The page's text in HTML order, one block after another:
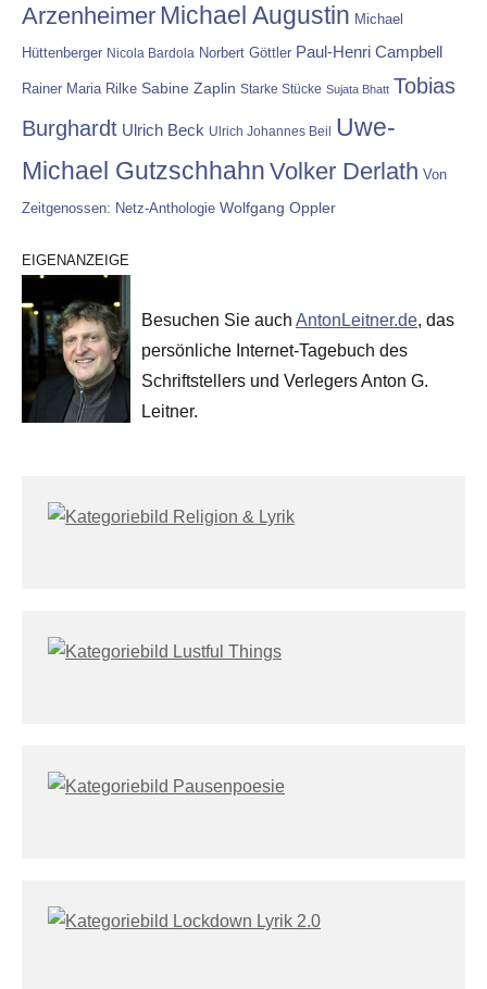
Arzenheimer Michael Augustin Michael
Hüttenberger Nicola Bardola Norbert Göttler Paul-Henri Campbell
Rainer Maria Rilke Sabine Zaplin Starke Stücke Sujata Bhatt Tobias
Burghardt Ulrich Beck Ulrich Johannes Beil
Uwe-
Michael Gutzschhahn Volker Derlath Von
Zeitgenossen: Netz-Anthologie Wolfgang Oppler
EIGENANZEIGE
Besuchen Sie auch AntonLeitner.de, das
persönliche Internet-Tagebuch des
Schriftstellers und Verlegers Anton G.
Leitner.